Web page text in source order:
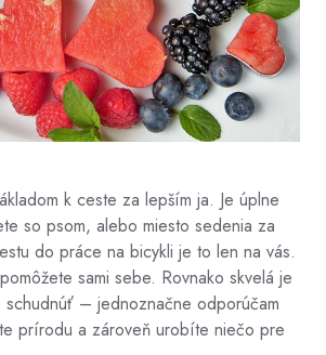
k ceste za lepším ja. Je úplne
so psom, alebo miesto sedenia za
do práce na bicykli je to len na vás.
sami sebe. Rovnako skvelá je
– jednoznačne odporúčam
prírodu a zároveň urobíte niečo pre